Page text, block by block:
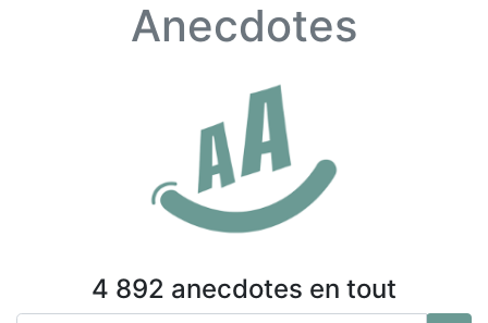
Anecdotes
4 892 anecdotes en tout